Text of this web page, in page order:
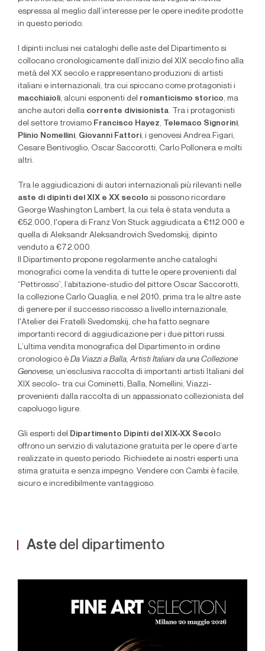
espressa al meglio dall’interesse per le opere inedite prodotte
in questo periodo.
I dipinti inclusi nei cataloghi delle aste del Dipartimento si
collocano cronologicamente dall’inizio del XIX secolo fino alla
metà del XX secolo e rappresentano produzioni di artisti
italiani e internazionali, tra cui spiccano come protagonisti i
macchiaioli, alcuni esponenti del romanticismo storico, ma
anche autori della corrente divisionista. Tra i protagonisti
del settore troviamo Francisco Hayez, Telemaco Signorini,
Plinio Nomellini, Giovanni Fattori, i genovesi Andrea Figari,
Cesare Bentivoglio, Oscar Saccorotti, Carlo Pollonera e molti
altri.
Tra le aggiudicazioni di autori internazionali più rilevanti nelle
aste di dipinti del XIX e XX secolo si possono ricordare
George Washington Lambert, la cui tela è stata venduta a
€52.000, l'opera di Franz Von Stuck aggiudicata a €112.000 e
quella di Aleksandr Aleksandrovich Svedomskij, dipinto
venduto a €72.000.
Il Dipartimento propone regolarmente anche cataloghi
monografici come la vendita di tutte le opere provenienti dal
“Pettirosso”, l’abitazione-studio del pittore Oscar Saccorotti,
la collezione Carlo Quaglia, e nel 2010, prima tra le altre aste
di genere per il successo riscosso a livello internazionale,
l'Atelier dei Fratelli Svedomskij, che ha fatto segnare
importanti record di aggiudicazione per i due pittori russi.
L’ultima vendita monografica del Dipartimento in ordine
cronologico è Da Viazzi a Balla, Artisti Italiani da una Collezione
Genovese, un’esclusiva raccolta di importanti artisti Italiani del
XIX secolo- tra cui Cominetti, Balla, Nomellini, Viazzi-
provenienti dalla raccolta di un appassionato collezionista del
capoluogo ligure.
Gli esperti del Dipartimento Dipinti del XIX-XX Secol o
offrono un servizio di valutazione gratuita per le opere d’arte
realizzate in questo periodo. Richiedete ai nostri esperti una
stima gratuita e senza impegno. Vendere con Cambi è facile,
sicuro e incredibilmente vantaggioso.
Aste del dipartimento